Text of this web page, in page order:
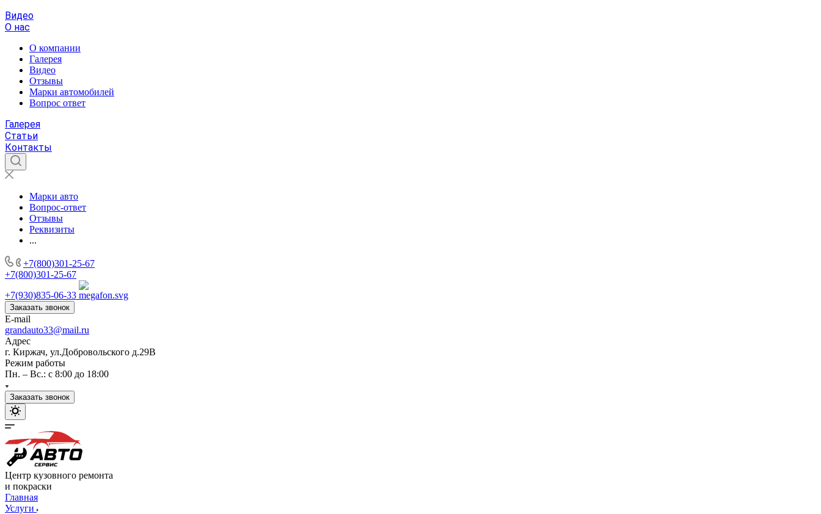
Видео
О нас
О компании
Галерея
Видео
Отзывы
Марки автомобилей
Вопрос ответ
Галерея
Статьи
Контакты
Марки авто
Вопрос-ответ
Отзывы
Реквизиты
...
+7(800)301-25-67
+7(800)301-25-67
+7(930)835-06-33
Заказать звонок
E-mail
grandauto33@mail.ru
Адрес
г. Киржач, ул.Добровольского д.29В
Режим работы
Пн. – Вс.: с 8:00 до 18:00
Заказать звонок
Центр кузовного ремонта
и покраски
Главная
Услуги